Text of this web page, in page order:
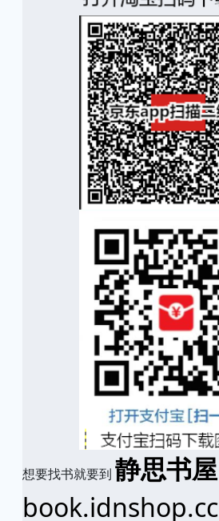
想要找书就要到 静思书屋
book.idnshop.cc